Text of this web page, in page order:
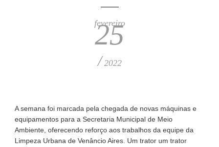
fevereiro
25
/ 2022
A semana foi marcada pela chegada de novas máquinas e
equipamentos para a Secretaria Municipal de Meio
Ambiente, oferecendo reforço aos trabalhos da equipe da
Limpeza Urbana de Venâncio Aires. Um trator um trator